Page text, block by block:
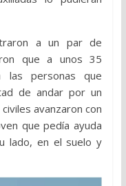
a un par de
que a unos 35
las personas que
de andar por un
avanzaron con
que pedía ayuda
lado, en el suelo y